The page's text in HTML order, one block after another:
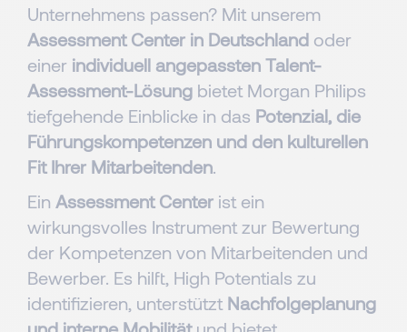
Unternehmens passen? Mit unserem
Assessment Center in Deutschland oder
einer individuell angepassten Talent-
Assessment-Lösung bietet Morgan Philips
tiefgehende Einblicke in das Potenzial, die
Führungskompetenzen und den kulturellen
Fit Ihrer Mitarbeitenden.
Ein Assessment Center ist ein
wirkungsvolles Instrument zur Bewertung
der Kompetenzen von Mitarbeitenden und
Bewerber. Es hilft, High Potentials zu
identifizieren, unterstützt Nachfolgeplanung